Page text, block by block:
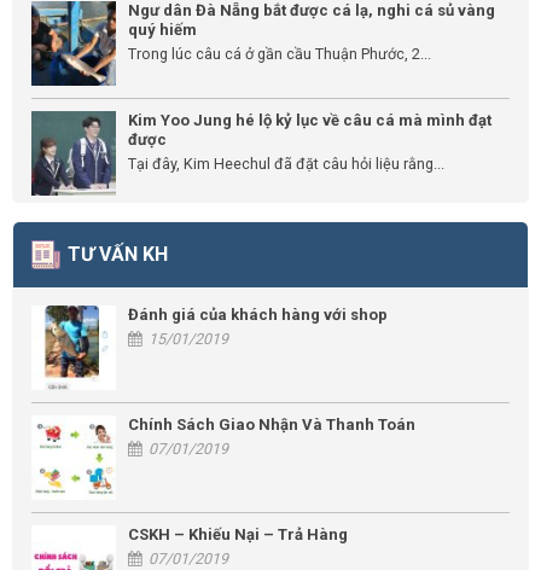
Ngư dân Đà Nẵng bắt được cá lạ, nghi cá sủ vàng
quý hiếm
Trong lúc câu cá ở gần cầu Thuận Phước, 2...
Kim Yoo Jung hé lộ kỷ lục về câu cá mà mình đạt
được
Tại đây, Kim Heechul đã đặt câu hỏi liệu rằng...
TƯ VẤN KH
Đánh giá của khách hàng với shop
15/01/2019
Chính Sách Giao Nhận Và Thanh Toán
07/01/2019
CSKH – Khiếu Nại – Trả Hàng
07/01/2019